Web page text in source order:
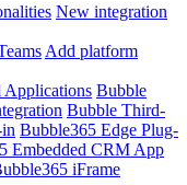
New integration
Add platform
Bubble
Bubble Third-
Bubble365 Edge Plug-
Embedded CRM App
iFrame